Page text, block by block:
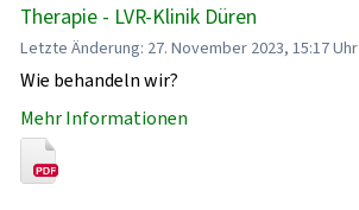
Therapie - LVR-Klinik Düren
Letzte Änderung: 27. November 2023, 15:17 Uhr
Wie behandeln wir?
Mehr Informationen